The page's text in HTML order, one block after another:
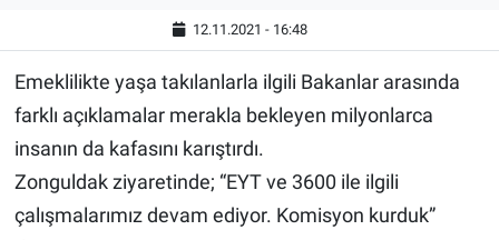
12.11.2021 - 16:48
Emeklilikte yaşa takılanlarla ilgili Bakanlar arasında
farklı açıklamalar merakla bekleyen milyonlarca
insanın da kafasını karıştırdı.
Zonguldak ziyaretinde; “EYT ve 3600 ile ilgili
çalışmalarımız devam ediyor. Komisyon kurduk”